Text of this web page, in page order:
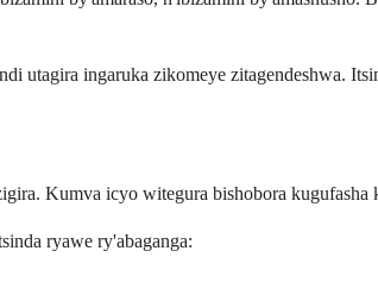
utagira ingaruka zikomeye zitagendeshwa.
Kumva icyo witegura bishobora
ryawe ry'abaganga: